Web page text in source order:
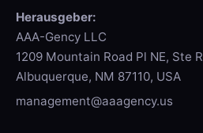
Herausgeber:
AAA-Gency LLC
1209 Mountain Road Pl NE, Ste R
Albuquerque, NM 87110, USA
management@aaagency.us